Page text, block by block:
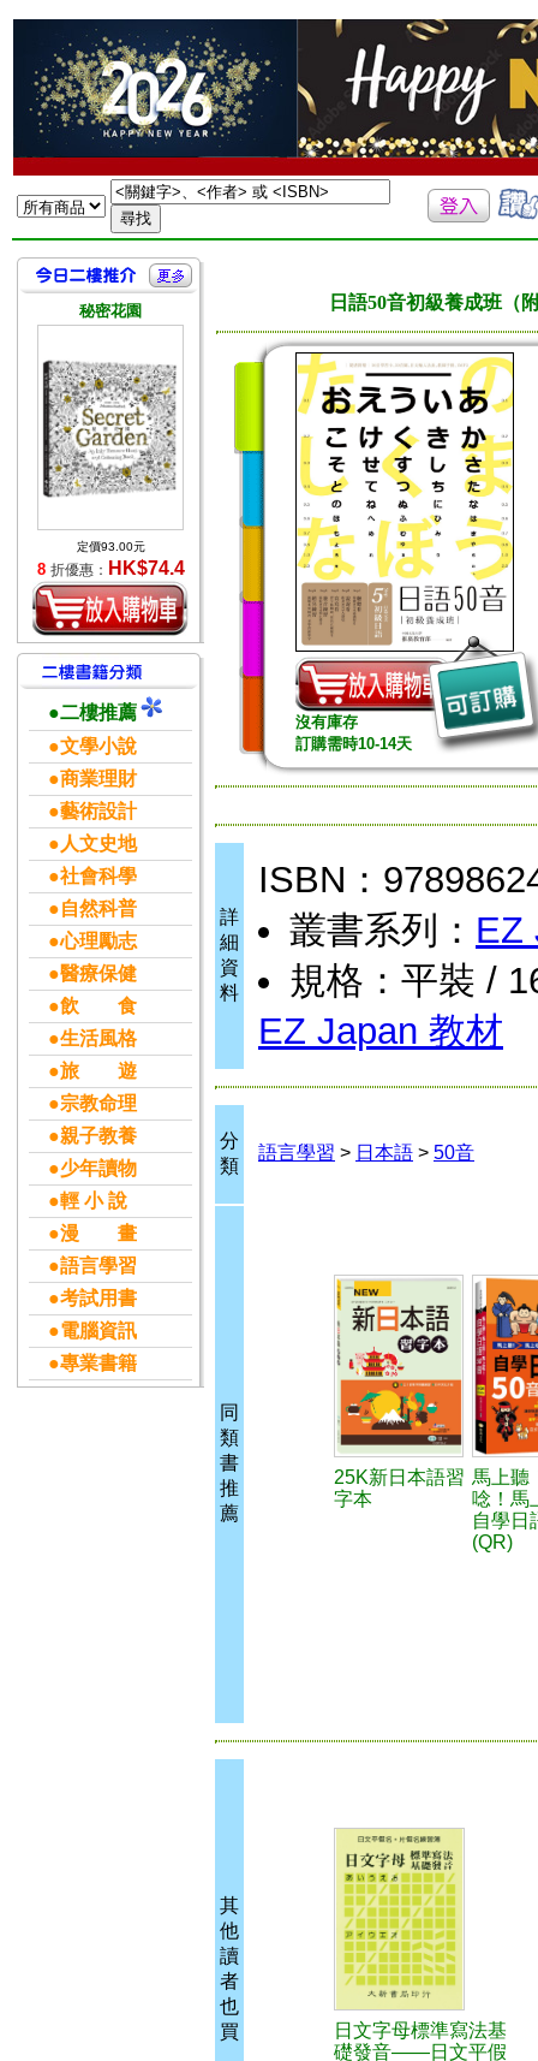
秘密花園
定價93.00元
8 折優惠： HK$74.4
●二樓推薦
●文學小說
●商業理財
●藝術設計
●人文史地
●社會科學
●自然科普
●心理勵志
●醫療保健
●飲 食
●生活風格
●旅 遊
●宗教命理
●親子教養
●少年讀物
●輕 小 說
●漫 畫
●語言學習
●考試用書
●電腦資訊
●專業書籍
日語50音初級養成班（
沒有庫存
訂購需時10-14天
詳
細
資
料
ISBN：
叢書系列： EZ
規格：平裝 /
EZ Japan 教材
分
類
語言學習 > 日本語 > 50音
同
類
書
推
薦
25K新日本語習
字本
馬上聽
唸！馬
自學日
(QR)
其
他
讀
者
也
買
日文字母標準寫法基
礎發音——日文平假